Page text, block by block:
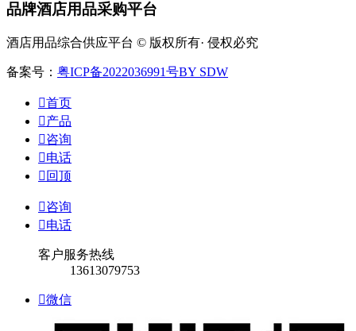
品牌酒店用品采购平台
酒店用品综合供应平台 © 版权所有· 侵权必究
备案号： 粤ICP备2022036991号BY SDW
首页
产品
咨询
电话
 回顶
咨询
电话
客户服务热线
13613079753
微信